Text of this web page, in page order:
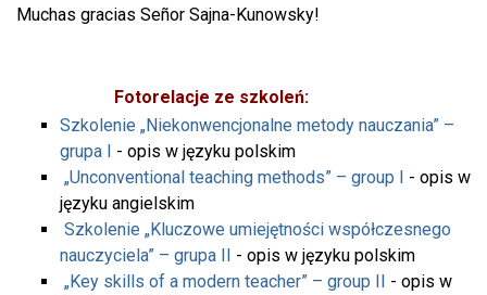
Muchas gracias Señor Sajna-Kunowsky!
Fotorelacje ze szkoleń:
Szkolenie „Niekonwencjonalne metody nauczania” –
grupa I - opis w języku polskim
„Unconventional teaching methods” – group I - opis w
języku angielskim
Szkolenie „Kluczowe umiejętności współczesnego
nauczyciela” – grupa II - opis w języku polskim
„Key skills of a modern teacher” – group II - opis w